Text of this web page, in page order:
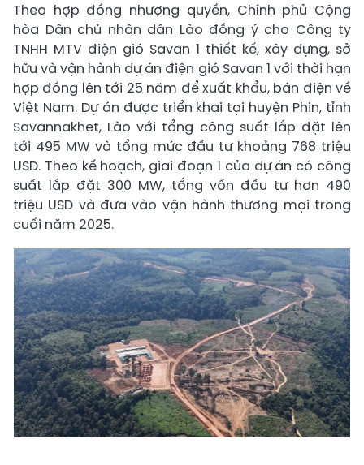
Theo hợp đồng nhượng quyền, Chính phủ Cộng
hòa Dân chủ nhân dân Lào đồng ý cho Công ty
TNHH MTV điện gió Savan 1 thiết kế, xây dựng, sở
hữu và vận hành dự án điện gió Savan 1 với thời hạn
hợp đồng lên tới 25 năm để xuất khẩu, bán điện về
Việt Nam. Dự án được triển khai tại huyện Phin, tỉnh
Savannakhet, Lào với tổng công suất lắp đặt lên
tới 495 MW và tổng mức đầu tư khoảng 768 triệu
USD. Theo kế hoạch, giai đoạn 1 của dự án có công
suất lắp đặt 300 MW, tổng vốn đầu tư hơn 490
triệu USD và đưa vào vận hành thương mại trong
cuối năm 2025.